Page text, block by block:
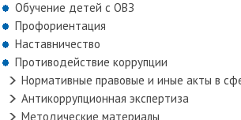
Обучение детей с ОВЗ
Профориентация
Наставничество
Противодействие коррупции
Нормативные правовые и иные акты в
Антикоррупционная экспертиза
Методические материалы